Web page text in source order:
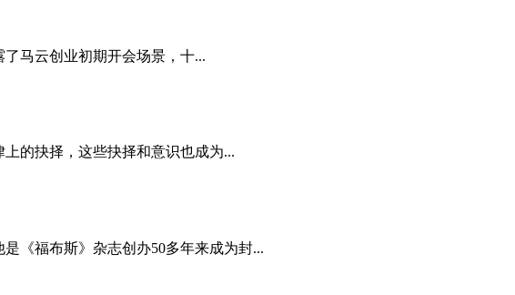
马云创业初期开会场景，十...
的抉择，这些抉择和意识也成为...
《福布斯》杂志创办50多年来成为封...